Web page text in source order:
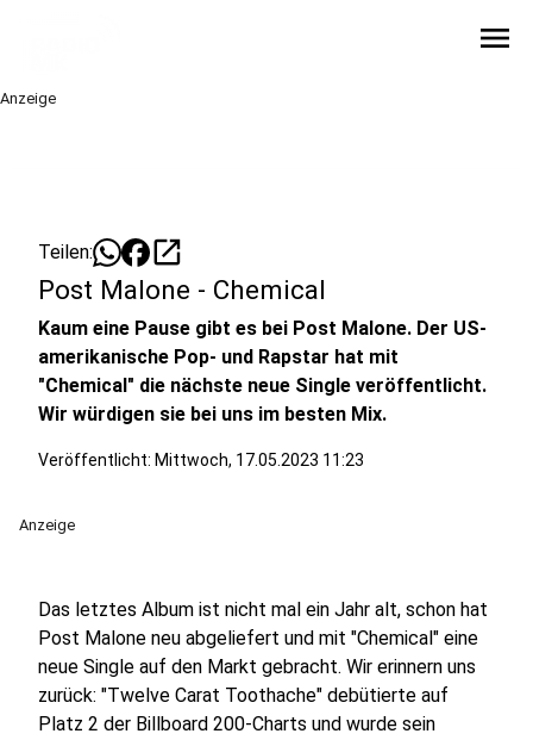
menu
Anzeige
Teilen: open_in_new
Post Malone - Chemical
Kaum eine Pause gibt es bei Post Malone. Der US-
amerikanische Pop- und Rapstar hat mit
"Chemical" die nächste neue Single veröffentlicht.
Wir würdigen sie bei uns im besten Mix.
Veröffentlicht: Mittwoch, 17.05.2023 11:23
Anzeige
Das letztes Album ist nicht mal ein Jahr alt, schon hat
Post Malone neu abgeliefert und mit "Chemical" eine
neue Single auf den Markt gebracht. Wir erinnern uns
zurück: "Twelve Carat Toothache" debütierte auf
Platz 2 der Billboard 200-Charts und wurde sein